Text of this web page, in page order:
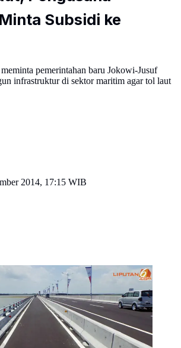
Subsidi ke
pemerintahan baru Jokowi-Jusuf
infrastruktur di sektor maritim agar tol laut
2014, 17:15 WIB